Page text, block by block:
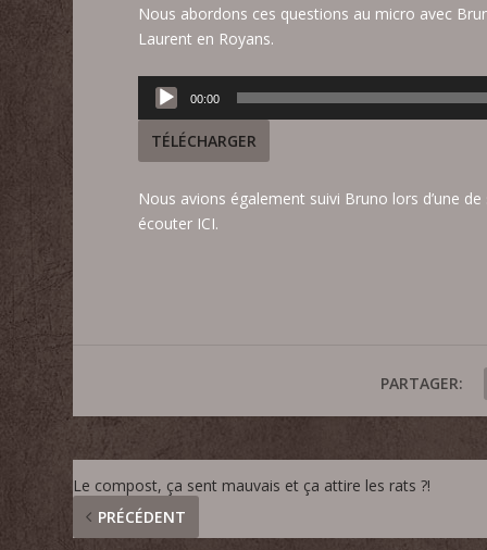
Nous abordons ces questions au micro avec
Laurent en Royans.
Lecteur
audio
00:00
TÉLÉCHARGER
Nous avions également suivi Bruno lors d’une
écouter ICI.
PARTAGER:
Le compost, ça sent mauvais et ça attire les rats ?!
PRÉCÉDENT